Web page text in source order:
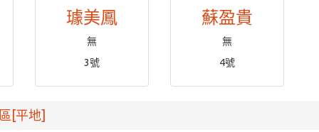
璩美鳳
無
3號
蘇盈貴
無
4號
[平地]